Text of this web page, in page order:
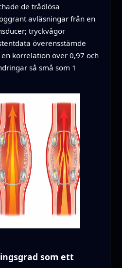
de trådlösa
avläsningar från en
tryckvågor
överensstämde
korrelation över 0,97 och
så små som 1
som ett